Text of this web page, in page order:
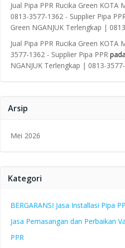
Jual Pipa PPR Rucika Green KOTA
0813-3577-1362 - Supplier Pipa
Green NGANJUK Terlengkap |
Jual Pipa PPR Rucika Green
3577-1362 - Supplier Pipa PPR pada
NGANJUK Terlengkap | 0813-
Arsip
Mei 2026
Kategori
BERGARANSI Jasa Installasi Pipa
Jasa Pemasangan dan Perbaikan
PPR